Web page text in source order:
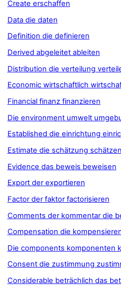
Create erschaffen
Data die daten
Definition die definieren
Derived abgeleitet ableiten
Distribution die verteilung
Economic wirtschaftlich
Financial finanz finanzieren
Die environment umwelt
Established die einrichtung
Estimate die schätzung schätzen
Evidence das beweis beweisen
Export der exportieren
Factor der faktor factorisieren
Comments der kommentar die
Compensation die
Die components komponenten
Consent die zustimmung
Considerable beträchlich das